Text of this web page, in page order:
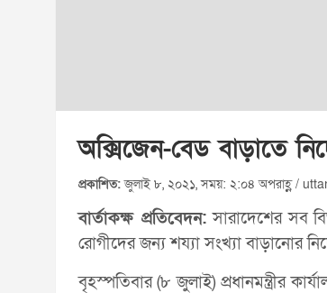
অক্সিজেন-বেড বাড়াতে
প্রকাশিত:জুলাই ৮, ২০২১, সময়: ২:০৪ অপরাহ্ণ /
বার্তাকক্ষ প্রতিবেদন:সারাদেশের সব
রোগীদের জন্য শয্যা সংখ্যা বাড়ানোর
বৃহস্পতিবার (৮ জুলাই) প্রধানমন্ত্রীর